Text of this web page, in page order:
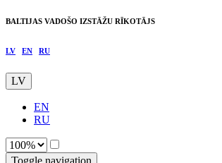
BALTIJAS VADOŠO IZSTĀŽU RĪKOTĀJS
LV EN RU
LV
EN
RU
Toggle navigation